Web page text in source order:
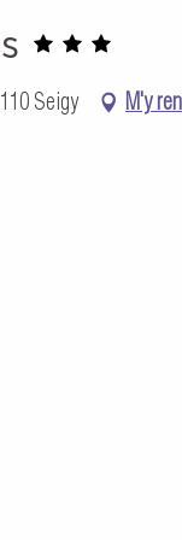
Seigy M'y